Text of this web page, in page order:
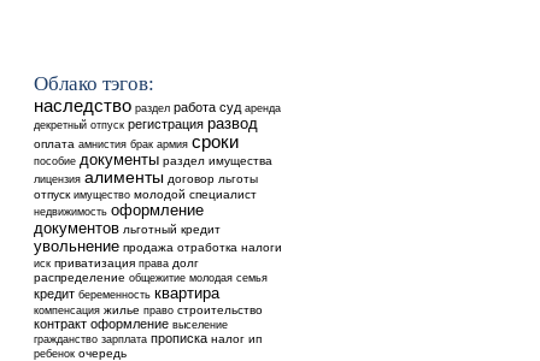
Облако тэгов:
наследство раздел работа суд аренда
декретный отпуск регистрация развод
оплата амнистия брак армия сроки
пособие документы раздел имущества
лицензия алименты договор льготы
отпуск имущество молодой специалист
недвижимость оформление
документов льготный кредит
увольнение продажа отработка налоги
иск приватизация права долг
распределение общежитие молодая семья
кредит беременность квартира
компенсация жилье право строительство
контракт оформление выселение
гражданство зарплата прописка налог ип
ребенок очередь